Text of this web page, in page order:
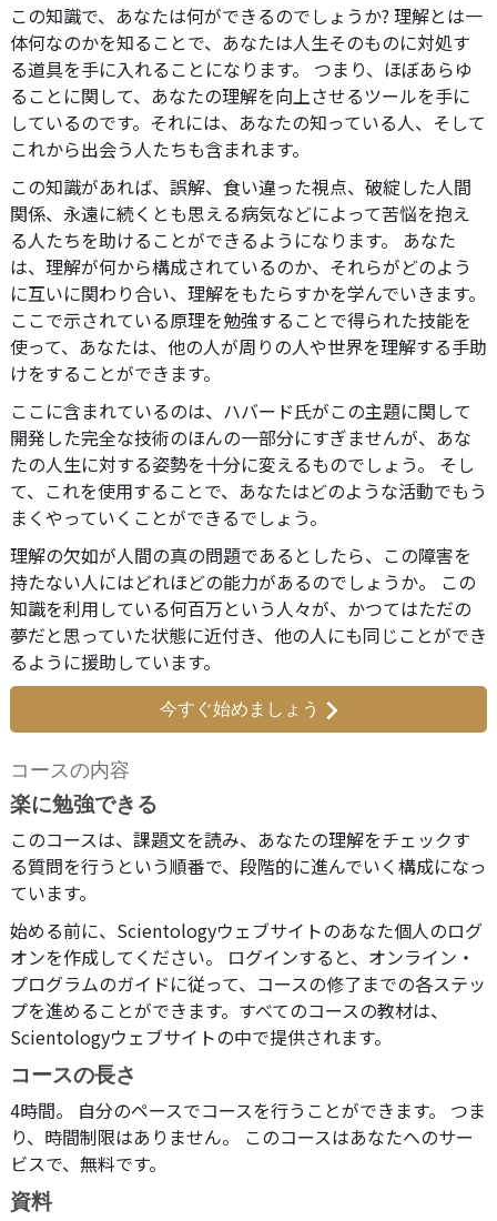
この知識で、あなたは何ができるのでしょうか? 理解とは一
体何なのかを知ることで、あなたは人生そのものに対処す
る道具を手に入れることになります。 つまり、ほぼあらゆ
ることに関して、あなたの理解を向上させるツールを手に
しているのです。それには、あなたの知っている人、そして
これから出会う人たちも含まれます。
この知識があれば、誤解、食い違った視点、破綻した人間
関係、永遠に続くとも思える病気などによって苦悩を抱え
る人たちを助けることができるようになります。 あなた
は、理解が何から構成されているのか、それらがどのよう
に互いに関わり合い、理解をもたらすかを学んでいきます。
ここで示されている原理を勉強することで得られた技能を
使って、あなたは、他の人が周りの人や世界を理解する手助
けをすることができます。
ここに含まれているのは、ハバード氏がこの主題に関して
開発した完全な技術のほんの一部分にすぎませんが、あな
たの人生に対する姿勢を十分に変えるものでしょう。 そし
て、これを使用することで、あなたはどのような活動でもう
まくやっていくことができるでしょう。
理解の欠如が人間の真の問題であるとしたら、この障害を
持たない人にはどれほどの能力があるのでしょうか。 この
知識を利用している何百万という人々が、かつてはただの
夢だと思っていた状態に近付き、他の人にも同じことができ
るように援助しています。
今すぐ始めましょう
コースの内容
楽に勉強できる
このコースは、課題文を読み、あなたの理解をチェックす
る質問を行うという順番で、段階的に進んでいく構成になっ
ています。
始める前に、Scientologyウェブサイトのあなた個人のログ
オンを作成してください。 ログインすると、オンライン・
プログラムのガイドに従って、コースの修了までの各ステッ
プを進めることができます。すべてのコースの教材は、
Scientologyウェブサイトの中で提供されます。
コースの長さ
4時間。 自分のペースでコースを行うことができます。 つま
り、時間制限はありません。 このコースはあなたへのサー
ビスで、無料です。
資料